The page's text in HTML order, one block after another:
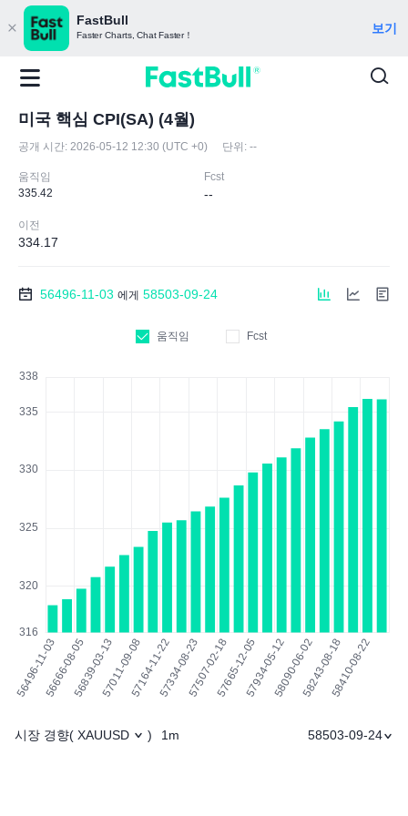
FastBull
Faster Charts, Chat Faster！ 보기
미국 핵심 CPI(SA) (4월)
공개 시간: 2026-05-12 12:30 (UTC +0) 단위: --
움직임
335.42
Fcst
--
이전
334.17
56496-11-03 에게 58503-09-24
움직임 Fcst
시장 경향( XAUUSD ) 1m 58503-09-24